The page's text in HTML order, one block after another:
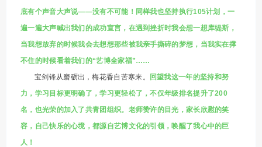
底有个声音大声说——没有不可能！同样我也坚持执行105计划，一
遍一遍大声喊出我们的成功宣言，在遇到挫折时我会想一想库缇斯，
当我想放弃的时候我会去想想那些被我亲手撕碎的梦想，当我实在撑
不住的时候看着我们的“艺博全家福”……
宝剑锋从磨砺出，梅花香自苦寒来。 回望我这一年的坚持和努
力，学习目标更明确了，学习更轻松了，不仅年级排名提升了200
名，也光荣的加入了共青团组织。老师赞许的目光，家长欣慰的笑
容，自己快乐的心境，都源自艺博文化的引领，唤醒了我心中的巨
人！